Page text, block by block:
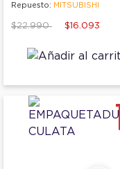
Repuesto: MITSUBISHI
Price reduced from
$22.990to $16.093